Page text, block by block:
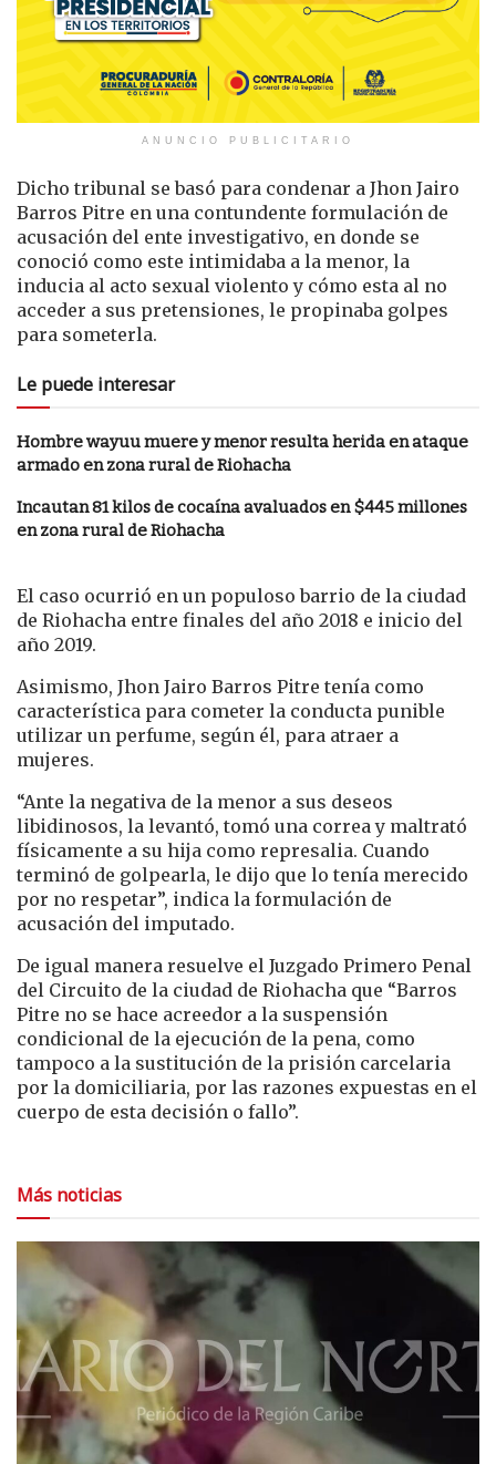
ANUNCIO PUBLICITARIO
Dicho tribunal se basó para condenar a Jhon Jairo
Barros Pitre en una contundente formulación de
acusación del ente investigativo, en donde se
conoció como este intimidaba a la menor, la
inducia al acto sexual violento y cómo esta al no
acceder a sus pretensiones, le propinaba golpes
para someterla.
Le puede interesar
Hombre wayuu muere y menor resulta herida en ataque
armado en zona rural de Riohacha
Incautan 81 kilos de cocaína avaluados en $445 millones
en zona rural de Riohacha
El caso ocurrió en un populoso barrio de la ciudad
de Riohacha entre finales del año 2018 e inicio del
año 2019.
Asimismo, Jhon Jairo Barros Pitre tenía como
característica para cometer la conducta punible
utilizar un perfume, según él, para atraer a
mujeres.
“Ante la negativa de la menor a sus deseos
libidinosos, la levantó, tomó una correa y maltrató
físicamente a su hija como represalia. Cuando
terminó de golpearla, le dijo que lo tenía merecido
por no respetar”, indica la formulación de
acusación del imputado.
De igual manera resuelve el Juzgado Primero Penal
del Circuito de la ciudad de Riohacha que “Barros
Pitre no se hace acreedor a la suspensión
condicional de la ejecución de la pena, como
tampoco a la sustitución de la prisión carcelaria
por la domiciliaria, por las razones expuestas en el
cuerpo de esta decisión o fallo”.
Más noticias